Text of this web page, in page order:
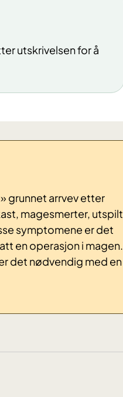
utskrivelsen for å
grunnet arrvev etter
magesmerter, utspilt
symptomene er det
en operasjon i magen.
det nødvendig med en